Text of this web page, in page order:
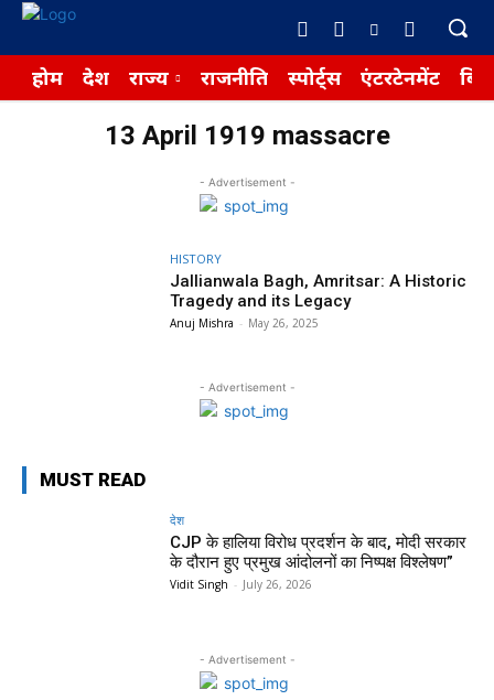
होम देश राज्य राजनीति स्पोर्ट्स एंटरटेनमेंट
13 April 1919 massacre
- Advertisement -
HISTORY
Jallianwala Bagh, Amritsar: A Historic
Tragedy and its Legacy
Anuj Mishra - May 26, 2025
- Advertisement -
MUST READ
देश
CJP के हालिया विरोध प्रदर्शन के बाद, मोदी सरकार
के दौरान हुए प्रमुख आंदोलनों का निष्पक्ष विश्लेषण”
Vidit Singh - July 26, 2026
- Advertisement -